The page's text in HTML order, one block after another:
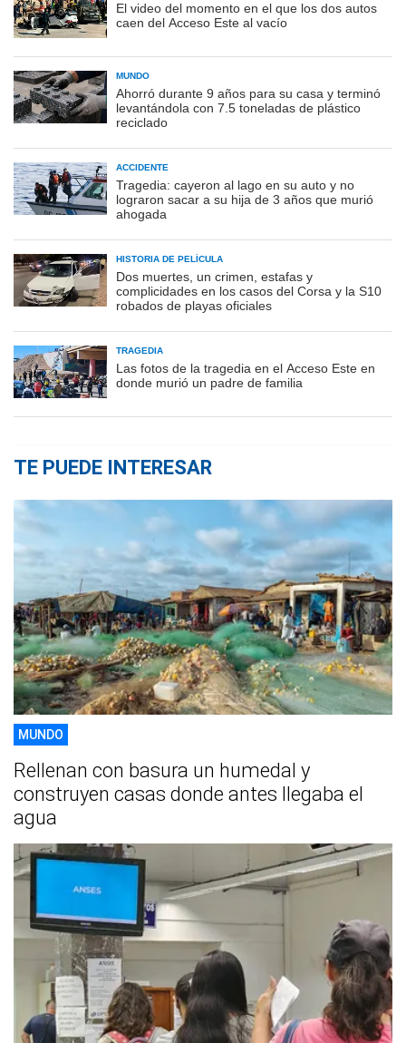
El video del momento en el que los dos autos
caen del Acceso Este al vacío
MUNDO
Ahorró durante 9 años para su casa y terminó
levantándola con 7.5 toneladas de plástico
reciclado
ACCIDENTE
Tragedia: cayeron al lago en su auto y no
lograron sacar a su hija de 3 años que murió
ahogada
HISTORIA DE PELÍCULA
Dos muertes, un crimen, estafas y
complicidades en los casos del Corsa y la S10
robados de playas oficiales
TRAGEDIA
Las fotos de la tragedia en el Acceso Este en
donde murió un padre de familia
TE PUEDE INTERESAR
MUNDO
Rellenan con basura un humedal y
construyen casas donde antes llegaba el
agua